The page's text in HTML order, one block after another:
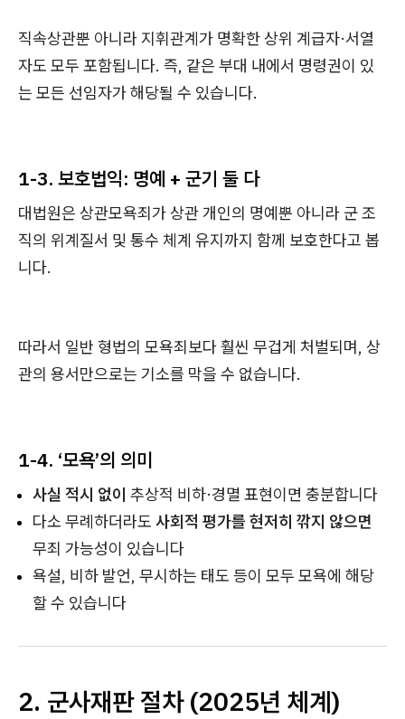
직속상관뿐 아니라 지휘관계가 명확한 상위 계급자·서열
자도 모두 포함됩니다. 즉, 같은 부대 내에서 명령권이 있
는 모든 선임자가 해당될 수 있습니다.
1-3. 보호법익: 명예 + 군기 둘 다
대법원은 상관모욕죄가 상관 개인의 명예뿐 아니라 군 조
직의 위계질서 및 통수 체계 유지까지 함께 보호한다고 봅
니다.
따라서 일반 형법의 모욕죄보다 훨씬 무겁게 처벌되며, 상
관의 용서만으로는 기소를 막을 수 없습니다.
1-4. ‘모욕’의 의미
사실 적시 없이 추상적 비하·경멸 표현이면 충분합니다
다소 무례하더라도 사회적 평가를 현저히 깎지 않으면
무죄 가능성이 있습니다
욕설, 비하 발언, 무시하는 태도 등이 모두 모욕에 해당
할 수 있습니다
2. 군사재판 절차 (2025년 체계)